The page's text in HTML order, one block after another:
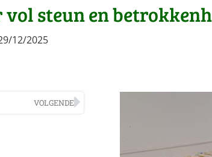
steun en
12/2025
VOLGENDE